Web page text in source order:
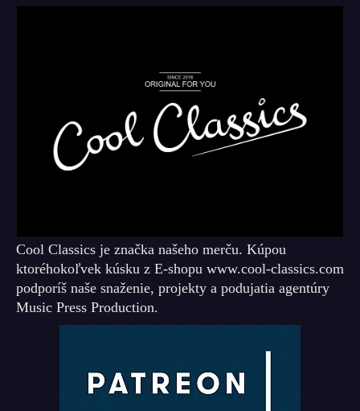
Cool Classics je značka našeho merču. Kúpou
ktoréhokoľvek kúsku z E-shopu www.cool-classics.com
podporíš naše snaženie, projekty a podujatia agentúry
Music Press Production.